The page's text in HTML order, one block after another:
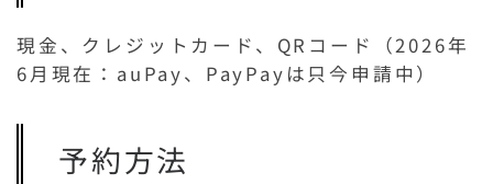
現金、クレジットカード、QRコード（2026年
6月現在：auPay、PayPayは只今申請中）
予約方法